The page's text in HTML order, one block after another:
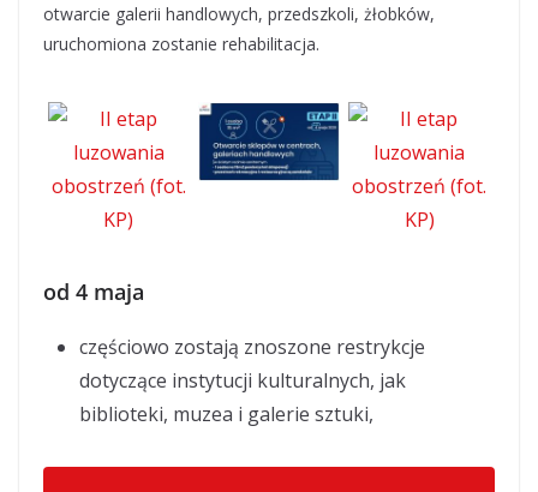
otwarcie galerii handlowych, przedszkoli, żłobków,
uruchomiona zostanie rehabilitacja.
od 4 maja
częściowo zostają znoszone restrykcje
dotyczące instytucji kulturalnych, jak
biblioteki, muzea i galerie sztuki,